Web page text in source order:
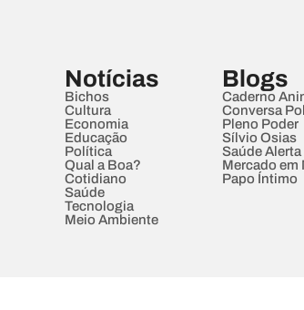
Notícias
Bichos
Cultura
Economia
Educação
Política
Qual a Boa?
Cotidiano
Saúde
Tecnologia
Meio Ambiente
Blogs
Caderno
Conversa
Pleno Poder
Sílvio Osias
Saúde Alerta
Mercado em
Papo Íntimo